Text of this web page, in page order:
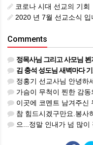
코로나 시대 선교의 기회
2020 년 7월 선교소식 입
Comments
정목사님 그리고 사모님 뵌지가 벌써 2년정도 되는것 같습니다. 그
김 충석 성도님 새벽마다 기도하신 다는 소식에 큰 위로를
정홍기 선교사님 안녕하세요? 저는 수영로교회를 섬기는 김
가슴이 무척이 찐한 감동의 편지를 읽었습니다. 너무나 서
이곳에 코멘트 남겨주신 두분이 보고 싶군요. 일일히
참 힘드시겠구만요.봉사하는 맴버가 욕심을 부린다는거
으...정말 인내가 넘 많이 필요하시겠어요... 들어와 보